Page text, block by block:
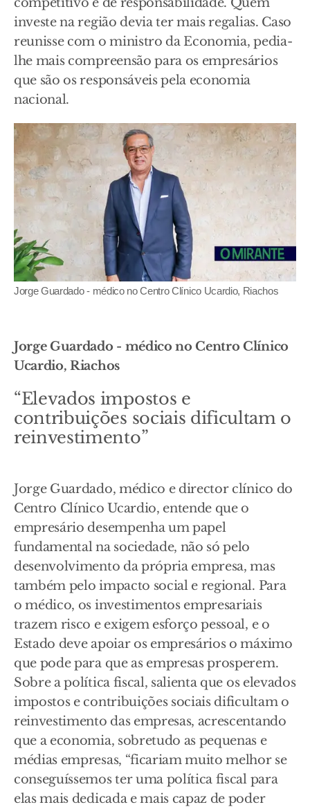
investe na região devia ter mais regalias. Caso
reunisse com o ministro da Economia, pedia-
lhe mais compreensão para os empresários
que são os responsáveis pela economia
nacional.
Jorge Guardado - médico no Centro Clínico Ucardio, Riachos
Jorge Guardado - médico no Centro Clínico
Ucardio, Riachos
“Elevados impostos e
contribuições sociais dificultam o
reinvestimento”
Jorge Guardado, médico e director clínico do
Centro Clínico Ucardio, entende que o
empresário desempenha um papel
fundamental na sociedade, não só pelo
desenvolvimento da própria empresa, mas
também pelo impacto social e regional. Para
o médico, os investimentos empresariais
trazem risco e exigem esforço pessoal, e o
Estado deve apoiar os empresários o máximo
que pode para que as empresas prosperem.
Sobre a política fiscal, salienta que os elevados
impostos e contribuições sociais dificultam o
reinvestimento das empresas, acrescentando
que a economia, sobretudo as pequenas e
médias empresas, “ficariam muito melhor se
conseguíssemos ter uma política fiscal para
elas mais dedicada e mais capaz de poder